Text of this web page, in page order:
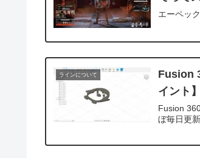
エーペッ
ラインについて
Fusion
イント】
Fusion
ぼ毎日更